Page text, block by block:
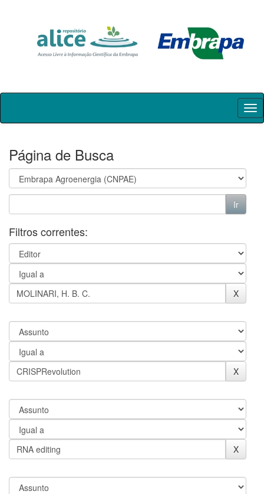
Skip
Página de Busca
Filtros correntes: